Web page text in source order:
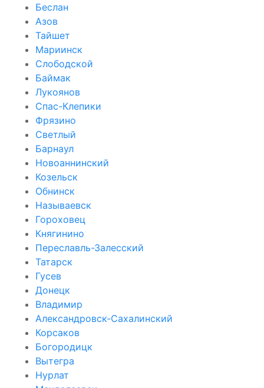
Беслан
Азов
Тайшет
Мариинск
Слободской
Баймак
Лукоянов
Спас-Клепики
Фрязино
Светлый
Барнаул
Новоаннинский
Козельск
Обнинск
Называевск
Гороховец
Княгинино
Переславль-Залесский
Татарск
Гусев
Донецк
Владимир
Александровск-Сахалинский
Корсаков
Богородицк
Вытегра
Нурлат